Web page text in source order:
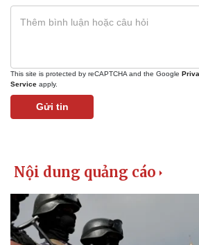
This site is protected by reCAPTCHA and the Google
Service apply.
Gửi tin